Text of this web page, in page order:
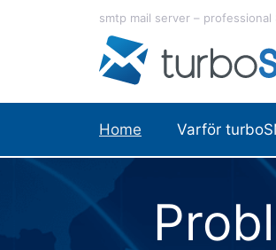
smtp mail server –
Home Varför